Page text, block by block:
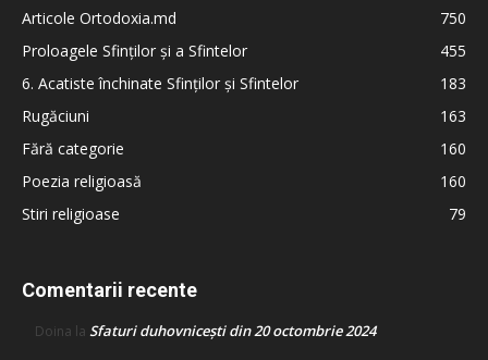
Articole Ortodoxia.md
750
Proloagele Sfinților și a Sfintelor
455
6. Acatiste închinate Sfinților și Sfintelor
183
Rugăciuni
163
Fără categorie
160
Poezia religioasă
160
Stiri religioase
79
Comentarii recente
Doina la Sfaturi duhovnicești din 20 octombrie 2024